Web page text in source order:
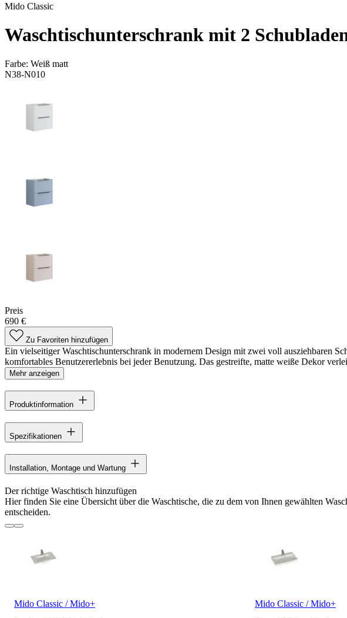
Mido Classic
Waschtischunterschrank mit 2
Farbe: Weiß matt
N38-N010
Preis
690 €
Zu Favoriten hinzufügen
Ein vielseitiger Waschtischunterschrank in modernem Design mit zwei voll ausziehbaren
komfortables Benutzererlebnis bei jeder Benutzung. Das gestreifte, matte weiße Dekor
Mehr anzeigen
Produktinformation
Spezifikationen
Installation, Montage und Wartung
Der richtige Waschtisch hinzufügen
Hier finden Sie eine Übersicht über die Waschtische, die zu dem von Ihnen gewählten
entscheiden.
Mido Classic / Mido+
Mido Classic / Mido+